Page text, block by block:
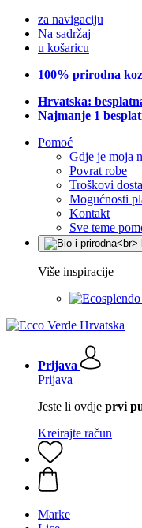
za navigaciju
Na sadržaj
u košaricu
100% prirodna
Hrvatska:
Najmanje 1
Pomoć
Gdje je moja
Povrat robe
Troškovi
Mogućnosti
Kontakt
Sve teme
Više inspiracije
Prijava
Prijava
Jeste li ovdje prvi
Kreirajte račun
Marke